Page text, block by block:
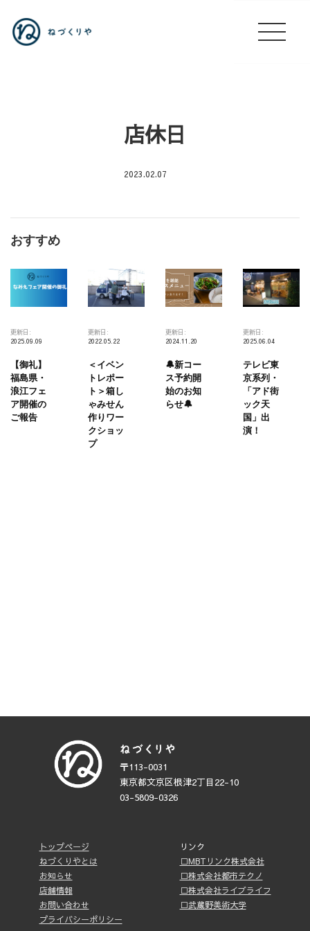
店休日
2023.02.07
休
日
おすすめ
更新日:
2025.09.09
【御礼】
福島県・
浪江フェ
ア開催の
ご報告
更新日:
2022.05.22
＜イベン
トレポー
ト＞箱し
ゃみせん
作りワー
クショッ
プ
更新日:
2024.11.20
🔔新コー
ス予約開
始のお知
らせ🔔
更新日:
2025.06.04
テレビ東
京系列・
「アド街
ック天
国」出
演！
〒113-0031
東京都文京区根津2丁目22-10
03-5809-0326
トップページ
ねづくりやとは
お知らせ
店舗情報
お問い合わせ
プライバシーポリシー
リンク
□MBTリンク株式会社
□株式会社都市テクノ
□株式会社ライブライフ
□武蔵野美術大学